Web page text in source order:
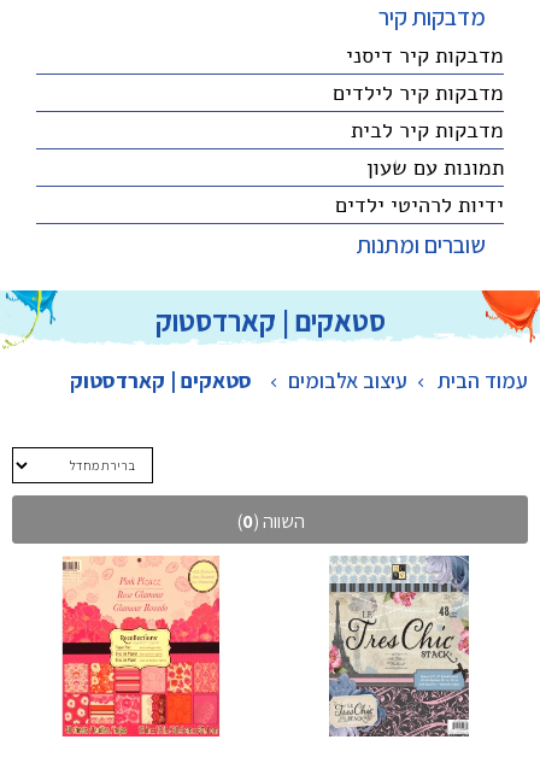
מדבקות קיר
מדבקות קיר דיסני
מדבקות קיר לילדים
מדבקות קיר לבית
תמונות עם שעון
ידיות לרהיטי ילדים
שוברים ומתנות
סטאקים | קארדסטוק
עמוד הבית עיצוב אלבומים > סטאקים | קארדסטוק
השווה (0
)